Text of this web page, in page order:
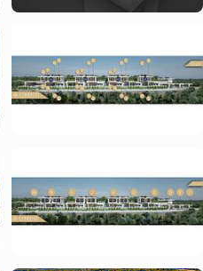
hvilket
.
View Apartments &
standarder, der
eksklusive villaer med
kvalitetskonstruktion,